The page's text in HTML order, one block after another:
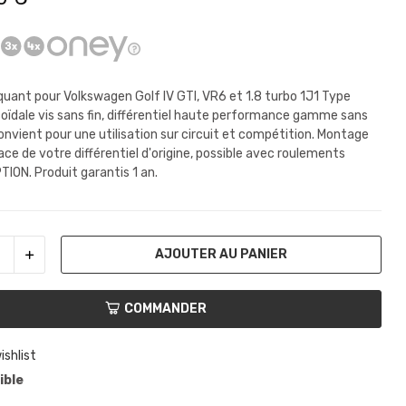
pour Volkswagen Golf IV GTI, VR6 et 1.8 turbo 1J1 Type
vis sans fin,différentiel haute performance gamme sans
pour une utilisation sur circuit et compétition. Montage
de votre différentiel d'origine, possible avec roulements
Produit garantis 1 an.
AJOUTER AU PANIER
COMMANDER